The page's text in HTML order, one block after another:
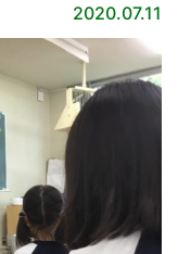
2020.07.11